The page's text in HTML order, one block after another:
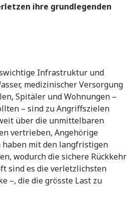
ihre grundlegenden
Infrastruktur und
medizinischer Versorgung
Spitäler und Wohnungen –
– sind zu Angriffszielen
über die unmittelbaren
vertrieben, Angehörige
mit den langfristigen
wodurch die sichere Rückkehr
sind es die verletzlichsten
–, die die grösste Last zu